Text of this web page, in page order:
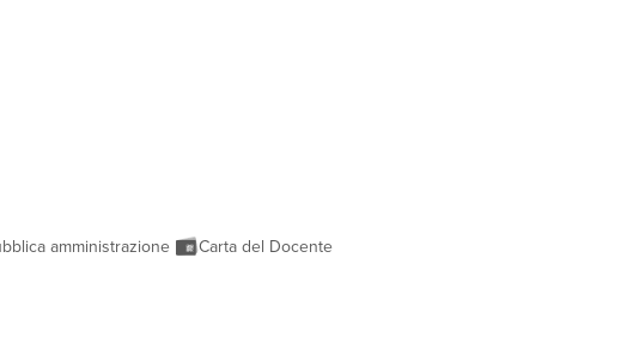
amministrazione Carta del Docente